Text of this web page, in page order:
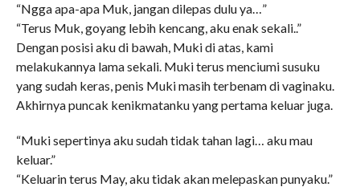
“Ngga apa-apa Muk, jangan dilepas dulu ya…”
“Terus Muk, goyang lebih kencang, aku enak sekali..”
Dengan posisi aku di bawah, Muki di atas, kami
melakukannya lama sekali. Muki terus menciumi susuku
yang sudah keras, penis Muki masih terbenam di vaginaku.
Akhirnya puncak kenikmatanku yang pertama keluar juga.
“Muki sepertinya aku sudah tidak tahan lagi… aku mau
keluar.”
“Keluarin terus May, aku tidak akan melepaskan punyaku.”